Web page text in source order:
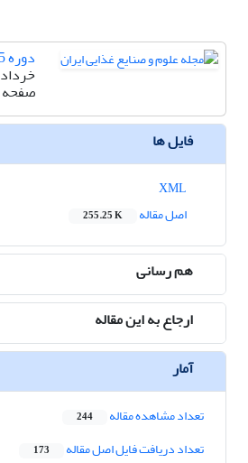
دوره 15، شماره 76
خرداد 1397
صفحه
فایل ها
اصل مقاله
255.25 K
هم رسانی
ارجاع به این مقاله
آمار
تعداد مشاهده مقاله 244
تعداد دریافت فایل اصل مقاله 173